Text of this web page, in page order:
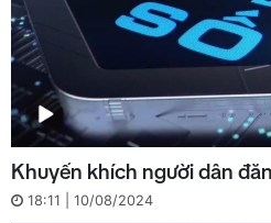
Khuyến khích người dân
18:11 | 10/08/2024